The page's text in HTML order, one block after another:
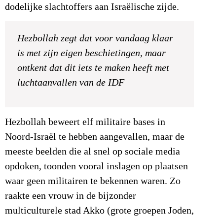
dodelijke slachtoffers aan Israëlische zijde.
Hezbollah zegt dat voor vandaag klaar
is met zijn eigen beschietingen, maar
ontkent dat dit iets te maken heeft met
luchtaanvallen van de IDF
Hezbollah beweert elf militaire bases in
Noord-Israël te hebben aangevallen, maar de
meeste beelden die al snel op sociale media
opdoken, toonden vooral inslagen op plaatsen
waar geen militairen te bekennen waren. Zo
raakte een vrouw in de bijzonder
multiculturele stad Akko (grote groepen Joden,